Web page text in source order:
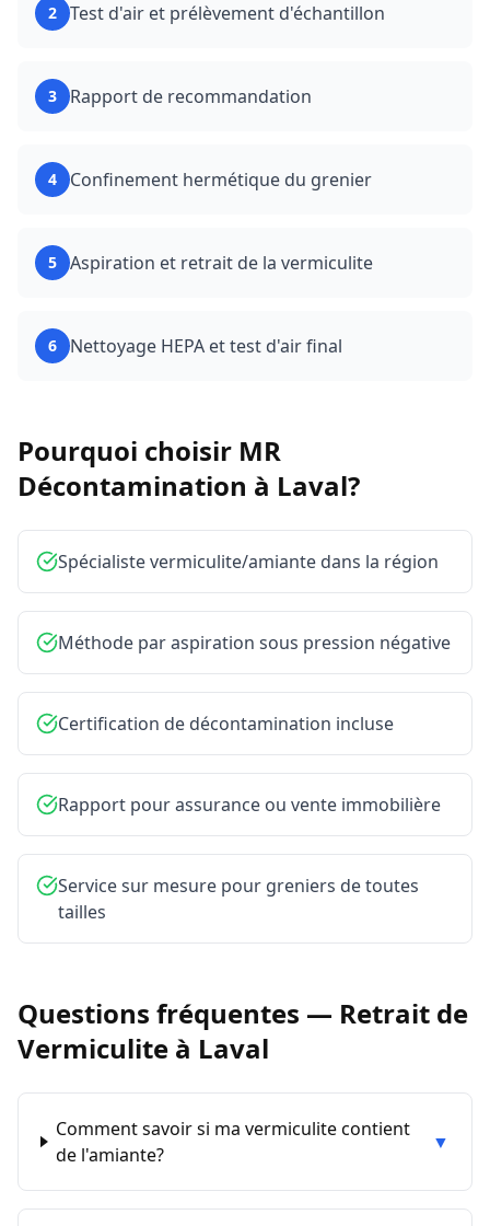
2 Test d'air et prélèvement d'échantillon
3 Rapport de recommandation
4 Confinement hermétique du grenier
5 Aspiration et retrait de la vermiculite
6 Nettoyage HEPA et test d'air final
Pourquoi choisir MR
Décontamination à Laval?
Spécialiste vermiculite/amiante dans la région
Méthode par aspiration sous pression négative
Certification de décontamination incluse
Rapport pour assurance ou vente immobilière
Service sur mesure pour greniers de toutes
tailles
Questions fréquentes — Retrait de
Vermiculite à Laval
Comment savoir si ma vermiculite contient
de l'amiante?
▼